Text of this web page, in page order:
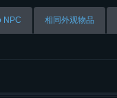
NPC 相同外观物品